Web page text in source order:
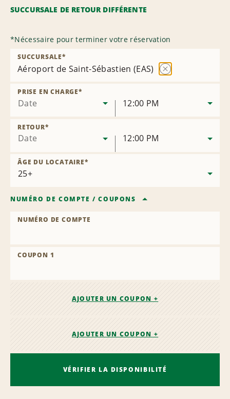
SUCCURSALE DE RETOUR DIFFÉRENTE
*Nécessaire pour terminer votre réservation
Aéroport de Saint-Sébastien (EAS)
SUCCURSALE*
Date
PRISE EN CHARGE*
12:00 PM
Date
RETOUR*
12:00 PM
ÂGE DU LOCATAIRE*
NUMÉRO DE COMPTE /COUPONS
NUMÉRO DE COMPTE
COUPON 1
AJOUTER UN COUPON +
AJOUTER UN COUPON +
VÉRIFIER LA DISPONIBILITÉ